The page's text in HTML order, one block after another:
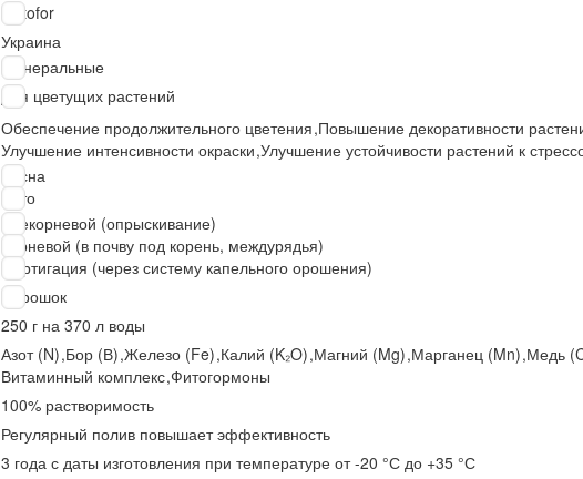
Kvitofor
Украина
Минеральные
Для цветущих растений
Обеспечение продолжительного цветения,Повышение декоративности
Улучшение интенсивности окраски,Улучшение устойчивости растений к
Весна
Лето
Внекорневой (опрыскивание)
Корневой (в почву под корень, междурядья)
Фертигация (через систему капельного орошения)
Порошок
250 г на 370 л воды
Азот (N),Бор (В),Железо (Fe),Калий (K₂O),Магний (Mg),Марганец (Mn),Медь
Витаминный комплекс,Фитогормоны
100% растворимость
Регулярный полив повышает эффективность
3 года с даты изготовления при температуре от -20 °С до +35 °С